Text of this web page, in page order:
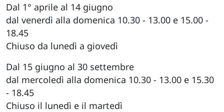
Dal 1° aprile al 14 giugno
dal venerdì alla domenica 10.30 - 13.00 e 15.00 -
18.45
Chiuso da lunedì a giovedì
Dal 15 giugno al 30 settembre
dal mercoledì alla domenica 10.30 - 13.00 e 15.30
- 18.45
Chiuso il lunedì e il martedì